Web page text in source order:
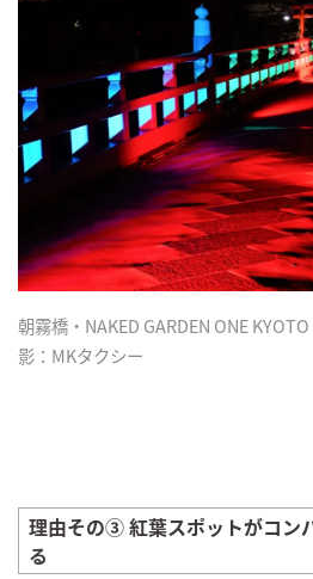
朝霧橋・NAKED GARDEN ONE
影：MKタクシー
理由その③ 紅葉スポットがコン
る